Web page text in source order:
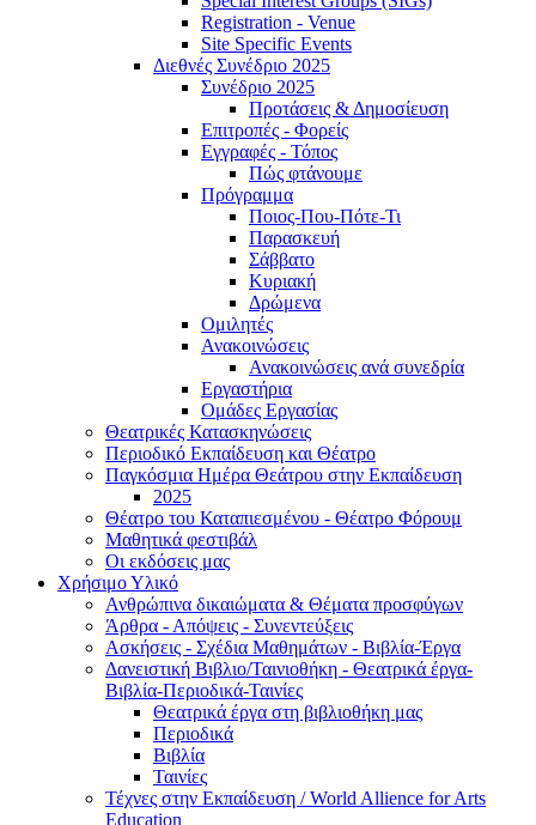
Registration - Venue
Site Specific Events
Διεθνές Συνέδριο 2025
Συνέδριο 2025
Προτάσεις & Δημοσίευση
Επιτροπές - Φορείς
Εγγραφές - Τόπος
Πώς φτάνουμε
Πρόγραμμα
Ποιος-Που-Πότε-Τι
Παρασκευή
Σάββατο
Κυριακή
Δρώμενα
Ομιλητές
Ανακοινώσεις
Ανακοινώσεις ανά συνεδρία
Εργαστήρια
Ομάδες Εργασίας
Θεατρικές Κατασκηνώσεις
Περιοδικό Εκπαίδευση και Θέατρο
Παγκόσμια Ημέρα Θεάτρου στην Εκπαίδευση
2025
Θέατρο του Καταπιεσμένου - Θέατρο Φόρουμ
Μαθητικά φεστιβάλ
Οι εκδόσεις μας
Χρήσιμο Υλικό
Ανθρώπινα δικαιώματα & Θέματα προσφύγων
Άρθρα - Απόψεις - Συνεντεύξεις
Ασκήσεις - Σχέδια Μαθημάτων - Βιβλία-Έργα
Δανειστική Βιβλιο/Ταινιοθήκη - Θεατρικά έργα-
Βιβλία-Περιοδικά-Ταινίες
Θεατρικά έργα στη βιβλιοθήκη μας
Περιοδικά
Βιβλία
Ταινίες
Τέχνες στην Εκπαίδευση / World Allience for Arts
Education